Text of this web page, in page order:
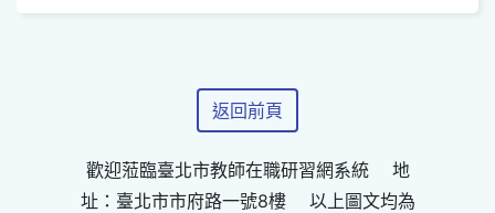
返回前頁
歡迎蒞臨臺北市教師在職研習網系統 地
址：臺北市市府路一號8樓 以上圖文均為